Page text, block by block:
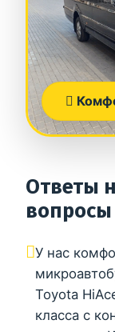
Ответы
вопросы
У нас
Toyota
класса с